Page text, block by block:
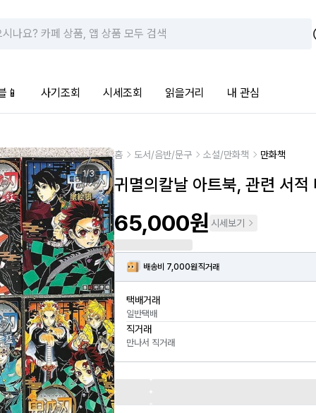
📱 사기조회 시세조회 읽을거리 내 관심
1/3
홈 도서/음반/문구 소설/만화책 만화책
귀멸의칼날 아트북, 관련 서
65,000원 시세보기
배송비 7,000원직거래
택배거래
일반택배
직거래
만나서 직거래